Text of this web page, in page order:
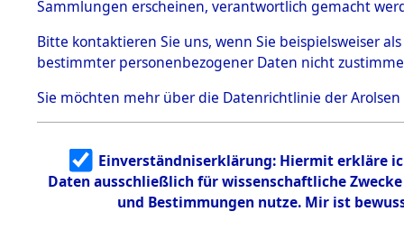
Todesmärsche
5.3.1 Alliierte
Erhebungen
zu
Todesmärsch
en
5.3.2
Identifizierun
g
5.3.3
Todesmärsch
Branch -
0107
Sammlungen erscheinen, verantwortlich gemacht
Bitte kontaktieren Sie uns, wenn Sie beispielsweiser
bestimmter personenbezogener Daten nicht
Sie möchten mehr über die Datenrichtlinie der Arolsen
Einverständniserklärung: Hiermit erkläre
Daten ausschließlich für wissenschaftliche
und Bestimmungen nutze. Mir ist